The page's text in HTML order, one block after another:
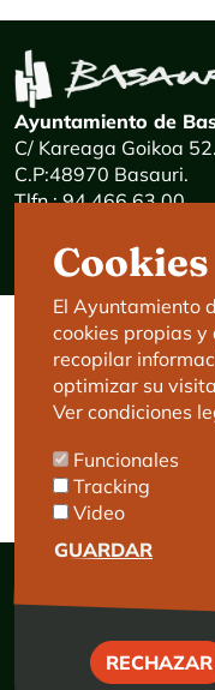
Cookies
El Ayuntamiento
cookies propias
recopilar
optimizar su
Ver condiciones
Funcionales
Tracking
Video
GUARDAR
RECHAZAR
Ayuntamiento de
C/ Kareaga Goikoa 52.
C.P:48970 Basauri.
Tlfn.: 94 466 63 00
E-mail:
CONTACTO
Basauri le atiende
Cita previa
©